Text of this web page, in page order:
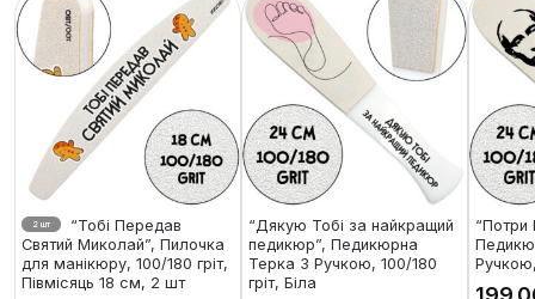
2 шт
“Тобі Передав
Святий Миколай”, Пилочка
для манікюру, 100/180 гріт,
Півмісяць 18 см, 2 шт
“Дякую Тобі за найкращий
педикюр”, Педикюрна
Терка З Ручкою, 100/180
гріт, Біла
“Потри
Ручкою,